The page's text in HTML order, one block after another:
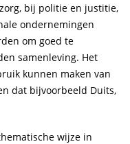
bij politie en justitie,
ondernemingen
om goed te
samenleving. Het
kunnen maken van
dat bijvoorbeeld Duits,
wijze in